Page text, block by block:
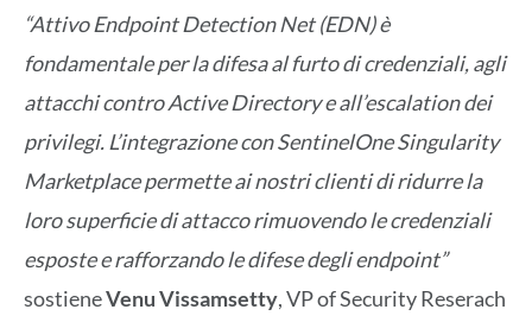
“Attivo Endpoint Detection Net (EDN) è
fondamentale per la difesa al furto di credenziali, agli
attacchi contro Active Directory e all’escalation dei
privilegi. L’integrazione con SentinelOne Singularity
Marketplace permette ai nostri clienti di ridurre la
loro superficie di attacco rimuovendo le credenziali
esposte e rafforzando le difese degli endpoint”
sostieneVenu Vissamsetty, VP of Security Reserach